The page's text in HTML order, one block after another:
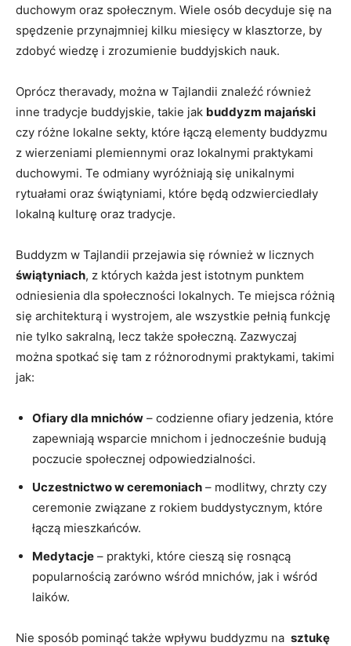
duchowym oraz społecznym. Wiele osób‌ decyduje się na
spędzenie przynajmniej kilku ​miesięcy w klasztorze, ⁤by ​
zdobyć wiedzę i zrozumienie ‌buddyjskich nauk.
Oprócz theravady, można w Tajlandii ⁤znaleźć również
inne tradycje buddyjskie, takie jak buddyzm‌ majański
czy różne lokalne sekty, które łączą elementy buddyzmu
z wierzeniami plemiennymi oraz⁤ lokalnymi⁤ praktykami
‍duchowymi. Te odmiany wyróżniają ⁣się unikalnymi
rytuałami oraz świątyniami, które będą odzwierciedlały
⁣lokalną ⁣kulturę oraz tradycje.
Buddyzm w Tajlandii przejawia ⁣się również w licznych
świątyniach, z których każda jest istotnym punktem
⁣odniesienia dla społeczności lokalnych. Te miejsca różnią
się architekturą i wystrojem, ale wszystkie pełnią ‍funkcję
nie tylko sakralną, ‌lecz także społeczną. Zazwyczaj
można spotkać się tam z różnorodnymi praktykami, takimi
jak:
Ofiary⁢ dla mnichów – codzienne ‌ofiary jedzenia, które
zapewniają wsparcie mnichom ⁢i jednocześnie budują
poczucie społecznej ⁢odpowiedzialności.
Uczestnictwo⁤ w⁢ ceremoniach – ⁣modlitwy, chrzty czy
ceremonie związane z rokiem buddystycznym, które
łączą mieszkańców.
Medytacje – praktyki, które cieszą się rosnącą
popularnością zarówno ‍wśród mnichów, jak i wśród
⁢laików.
Nie sposób ⁢pominąć także wpływu buddyzmu‌ na ​ sztukę